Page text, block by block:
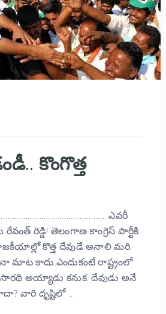
కొంగొత్త
ఎవరీ
రేవంత్ రెడ్డి! తెలంగాణ కాంగ్రెస్ పార్టీకి
కొత్త దేవుడే అనాలి మరి.
మాట కాదు.ఎందుకంటే రాష్ట్రంలో
సారథి అయ్యాడు కనుక. దేవుడు అనే
వారి దృష్టిలో …